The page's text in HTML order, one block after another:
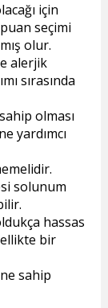
için
seçimi
olur.
alerjik
sırasında
olması
yardımcı
solunum
hassas
bir
sahip